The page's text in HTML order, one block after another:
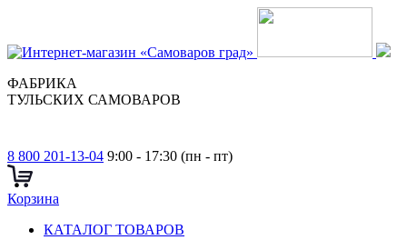
ФАБРИКА
ТУЛЬСКИХ САМОВАРОВ
8 800 201-13-04 9:00 - 17:30 (пн - пт)
Корзина
КАТАЛОГ ТОВАРОВ